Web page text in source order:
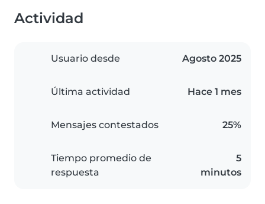
Actividad
Usuario desde Agosto 2025
Última actividad Hace 1 mes
Mensajes contestados 25%
Tiempo promedio de
respuesta
5
minutos